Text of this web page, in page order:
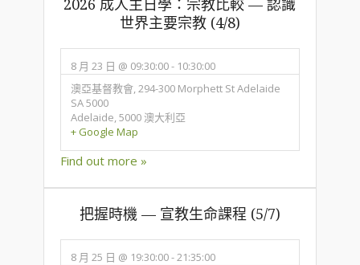
2026 成人主日學：宗教比較 — 認識
世界主要宗教 (4/8)
8 月 23 日 @ 09:30:00- 10:30:00
澳亞基督教會,294-300 Morphett St Adelaide
SA 5000
Adelaide,5000澳大利亞
+ Google Map
Find out more »
把握時機 — 宣教生命課程 (5/7)
8 月 25 日 @ 19:30:00-21:35:00